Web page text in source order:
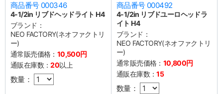
商品番号 000346
4-1/2in リブドヘッドライト H4
ブランド：
NEO FACTORY(ネオファクトリ
ー)
通常販売価格： 10,500円
通販在庫数：20以上
数量：
商品番号 000492
4-1/2in リブドユーロヘッドラ
イト H4
ブランド：
NEO FACTORY(ネオファクトリ
ー)
通常販売価格： 10,800円
通販在庫数：15
数量：